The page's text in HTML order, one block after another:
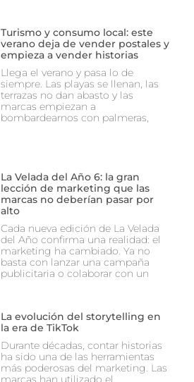
Turismo y consumo local: este
verano deja de vender postales y
empieza a vender historias
Llega el verano y pasa lo de
siempre. Las playas se llenan, las
terrazas no dan abasto y las
marcas empiezan a
bombardearnos con palmeras,
La Velada del Año 6: la gran
lección de marketing que las
marcas no deberían pasar por
alto
Cada nueva edición de La Velada
del Año confirma una realidad: el
marketing ha cambiado. Ya no
basta con lanzar una campaña
publicitaria o colaborar con un
La evolución del storytelling en
la era de TikTok
Durante décadas, contar historias
ha sido una de las herramientas
más poderosas del marketing. Las
marcas han utilizado el